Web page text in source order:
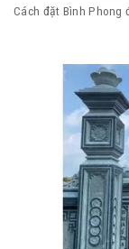
Cách đặt Bình Phong